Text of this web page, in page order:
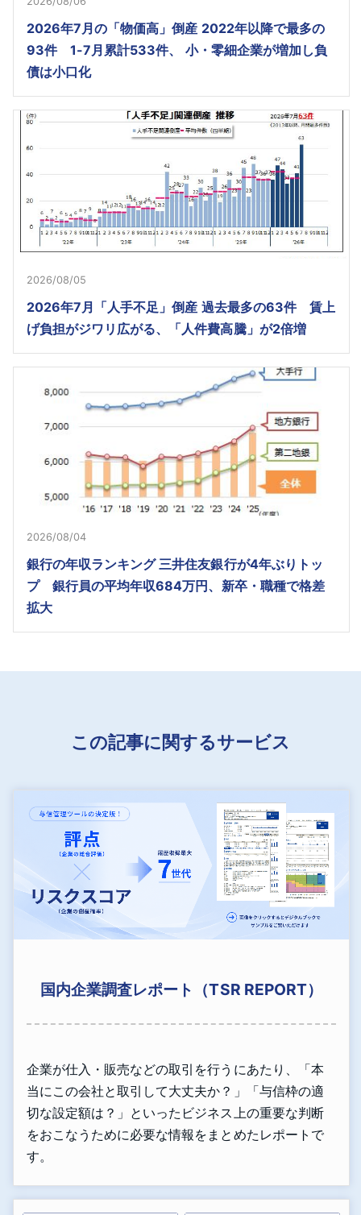
2026年7月の「物価高」倒産 2022年以降で最多の
93件 1-7月累計533件、 小・零細企業が増加し負
債は小口化
2026/08/05
2026年7月「人手不足」倒産 過去最多の63件 賃上
げ負担がジワリ広がる、「人件費高騰」が2倍増
2026/08/04
銀行の年収ランキング 三井住友銀行が4年ぶりトッ
プ 銀行員の平均年収684万円、新卒・職種で格差
拡大
この記事に関するサービス
国内企業調査レポート（TSR REPORT）
企業が仕入・販売などの取引を行うにあたり、「本
当にこの会社と取引して大丈夫か？」「与信枠の適
切な設定額は？」といったビジネス上の重要な判断
をおこなうために必要な情報をまとめたレポートで
す。